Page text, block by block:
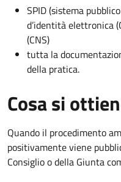
SPID (sistema
d’identità elettronica
(CNS)
tutta la
della pratica.
Cosa si
Quando il procedimento
positivamente viene
Consiglio o della Giunta